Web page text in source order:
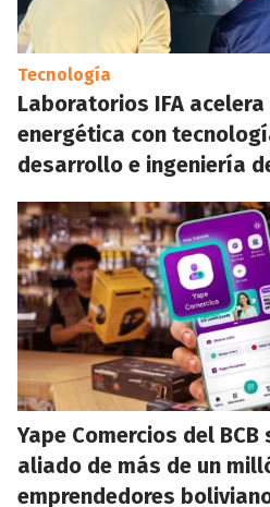
Tecnología
Laboratorios IFA
energética con
desarrollo e ingeniería
Yape Comercios del
aliado de más de un
emprendedores